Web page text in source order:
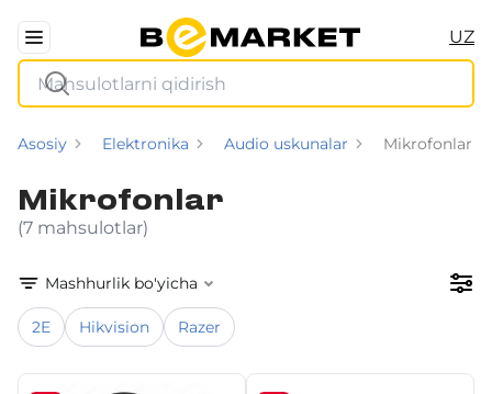
UZ
Asosiy Elektronika Audio uskunalar Mikrofonlar
Mikrofonlar
(7 mahsulotlar)
Mashhurlik bo'yicha
2E Hikvision Razer